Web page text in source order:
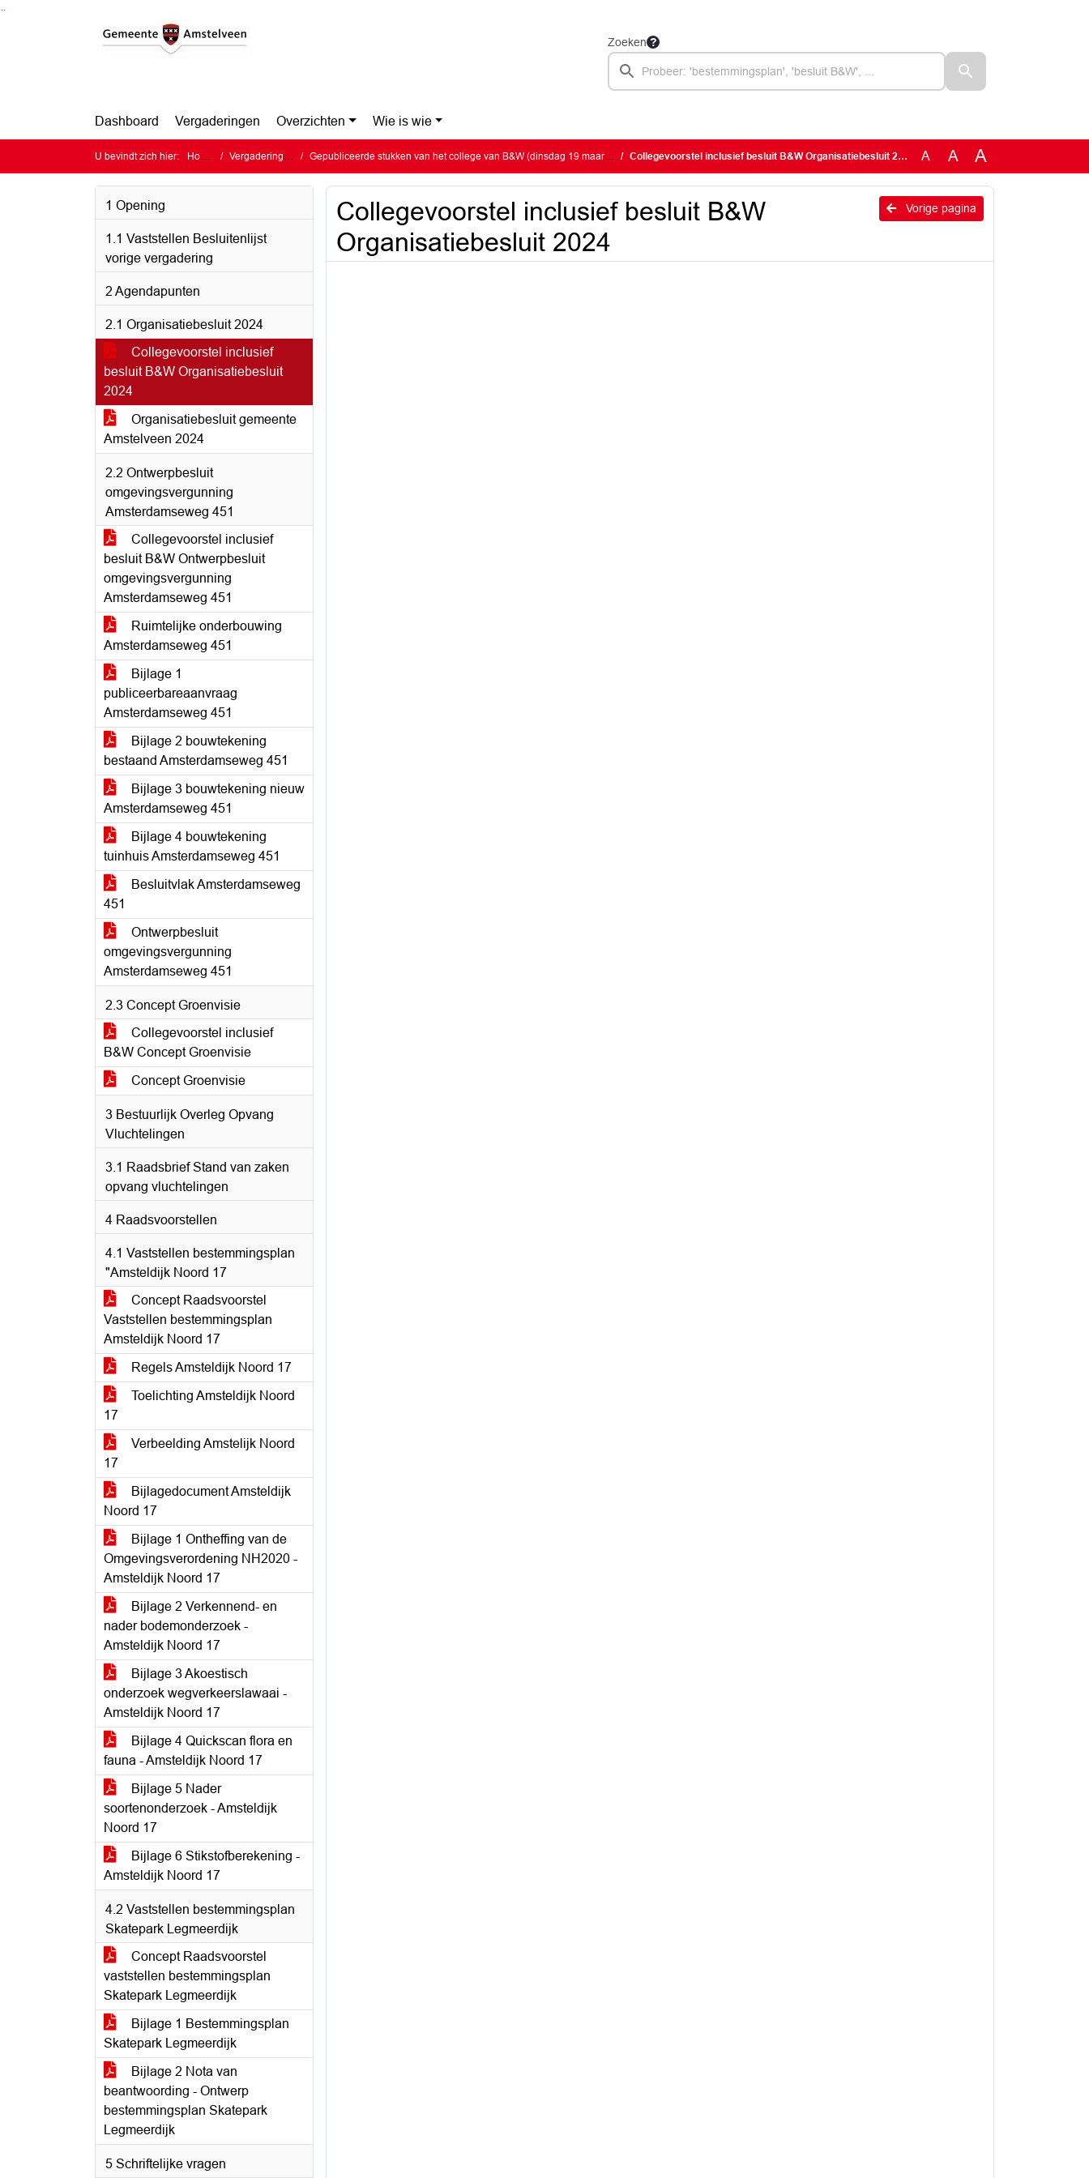
Zoeken
Dashboard Vergaderingen Overzichten Wie is wie
U bevindt zich hier: Home Vergaderingen Gepubliceerde stukken van het college van B&W (dinsdag 19 maart 2024) Collegevoorstel inclusief besluit B&W Organisatiebesluit 2024 A A A
1 Opening
1.1 Vaststellen Besluitenlijst
vorige vergadering
2 Agendapunten
2.1 Organisatiebesluit 2024
Collegevoorstel inclusief
besluit B&W Organisatiebesluit
2024
Organisatiebesluit gemeente
Amstelveen 2024
2.2 Ontwerpbesluit
omgevingsvergunning
Amsterdamseweg 451
Collegevoorstel inclusief
besluit B&W Ontwerpbesluit
omgevingsvergunning
Amsterdamseweg 451
Ruimtelijke onderbouwing
Amsterdamseweg 451
Bijlage 1
publiceerbareaanvraag
Amsterdamseweg 451
Bijlage 2 bouwtekening
bestaand Amsterdamseweg 451
Bijlage 3 bouwtekening nieuw
Amsterdamseweg 451
Bijlage 4 bouwtekening
tuinhuis Amsterdamseweg 451
Besluitvlak Amsterdamseweg
451
Ontwerpbesluit
omgevingsvergunning
Amsterdamseweg 451
2.3 Concept Groenvisie
Collegevoorstel inclusief
B&W Concept Groenvisie
Concept Groenvisie
3 Bestuurlijk Overleg Opvang
Vluchtelingen
3.1 Raadsbrief Stand van zaken
opvang vluchtelingen
4 Raadsvoorstellen
4.1 Vaststellen bestemmingsplan
"Amsteldijk Noord 17
Concept Raadsvoorstel
Vaststellen bestemmingsplan
Amsteldijk Noord 17
Regels Amsteldijk Noord 17
Toelichting Amsteldijk Noord
17
Verbeelding Amstelijk Noord
17
Bijlagedocument Amsteldijk
Noord 17
Bijlage 1 Ontheffing van de
Omgevingsverordening NH2020 -
Amsteldijk Noord 17
Bijlage 2 Verkennend- en
nader bodemonderzoek -
Amsteldijk Noord 17
Bijlage 3 Akoestisch
onderzoek wegverkeerslawaai -
Amsteldijk Noord 17
Bijlage 4 Quickscan flora en
fauna - Amsteldijk Noord 17
Bijlage 5 Nader
soortenonderzoek - Amsteldijk
Noord 17
Bijlage 6 Stikstofberekening -
Amsteldijk Noord 17
4.2 Vaststellen bestemmingsplan
Skatepark Legmeerdijk
Concept Raadsvoorstel
vaststellen bestemmingsplan
Skatepark Legmeerdijk
Bijlage 1 Bestemmingsplan
Skatepark Legmeerdijk
Bijlage 2 Nota van
beantwoording - Ontwerp
bestemmingsplan Skatepark
Legmeerdijk
5 Schriftelijke vragen
Vorige pagina
Collegevoorstel inclusief besluit B&W
Organisatiebesluit 2024